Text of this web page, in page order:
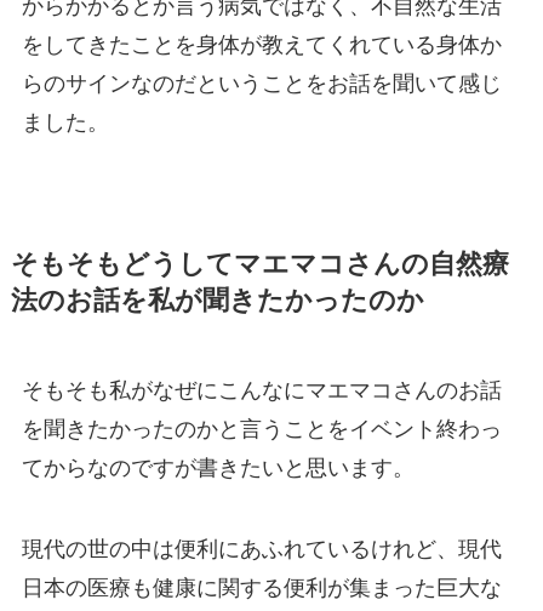
からかかるとか言う病気ではなく、不自然な生活
をしてきたことを身体が教えてくれている身体か
らのサインなのだということをお話を聞いて感じ
ました。
そもそもどうしてマエマコさんの自然療
法のお話を私が聞きたかったのか
そもそも私がなぜにこんなにマエマコさんのお話
を聞きたかったのかと言うことをイベント終わっ
てからなのですが書きたいと思います。
現代の世の中は便利にあふれているけれど、現代
日本の医療も健康に関する便利が集まった巨大な